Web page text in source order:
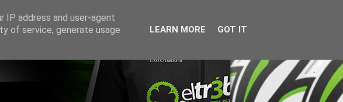
IP address and user-agent
of service, generate usage
LEARN MORE GOT IT